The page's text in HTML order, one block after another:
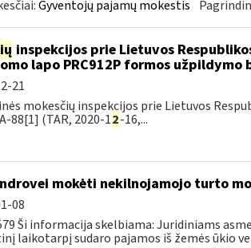
Gyventojų pajamų mokestis
inspekcijos prie Lietuvos
lapo PRC912P formos
21
mokesčių inspekcijos prie Lietuvos
88[1] (TAR, 2020-12-16,...
mokėti nekilnojamojo turto
08
Ši informacija skelbiama: Juridiniams
laikotarpį sudaro pajamos iš žemės ūkio